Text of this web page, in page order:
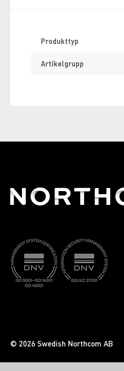
Produkttyp
Artikelgrupp
© 2026 Swedish Northcom AB